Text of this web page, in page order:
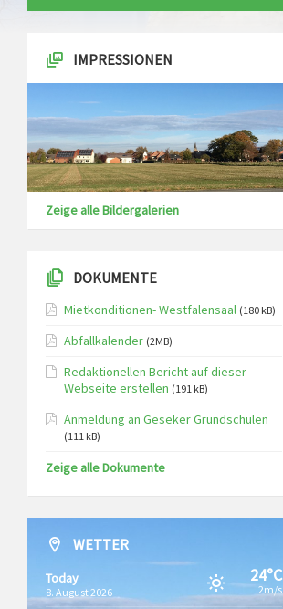
IMPRESSIONEN
Zeige alle Bildergalerien
DOKUMENTE
Mietkonditionen- Westfalensaal (180 kB)
Abfallkalender (2MB)
Redaktionellen Bericht auf dieser
Webseite erstellen (191 kB)
Anmeldung an Geseker Grundschulen
(111 kB)
Zeige alle Dokumente
WETTER
Today
8. August 2026
24°C
2m/s